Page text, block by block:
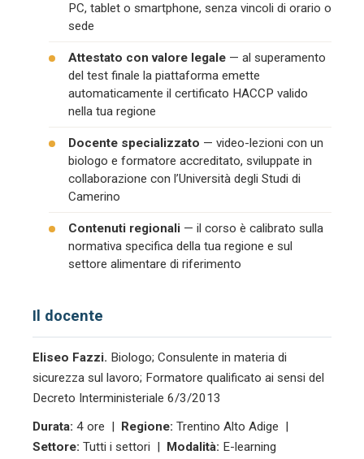
PC, tablet o smartphone, senza vincoli di orario o
sede
Attestato con valore legale — al superamento
del test finale la piattaforma emette
automaticamente il certificato HACCP valido
nella tua regione
Docente specializzato — video-lezioni con un
biologo e formatore accreditato, sviluppate in
collaborazione con l’Università degli Studi di
Camerino
Contenuti regionali — il corso è calibrato sulla
normativa specifica della tua regione e sul
settore alimentare di riferimento
Il docente
Eliseo Fazzi. Biologo; Consulente in materia di
sicurezza sul lavoro; Formatore qualificato ai sensi del
Decreto Interministeriale 6/3/2013
Durata: 4 ore | Regione: Trentino Alto Adige |
Settore: Tutti i settori | Modalità: E-learning